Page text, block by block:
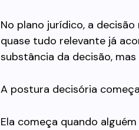
No plano jurídico, a
quase tudo relevante já
substância da decisão,
A postura decisória
Ela começa quando